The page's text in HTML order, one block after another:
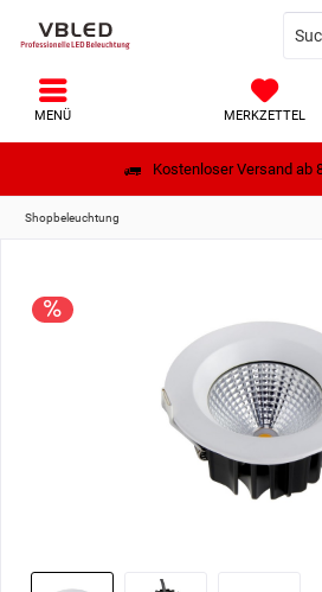
Kostenloser Versand ab
MERKZETTEL
MENÜ
Shopbeleuchtung